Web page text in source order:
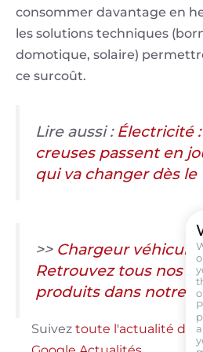
consommer davantage en
les solutions techniques
domotique, solaire)
ce surcoût.
Lire aussi : Électricité
creuses passent en
qui va changer dès le
>> Chargeur véhicule
Retrouvez tous nos
produits dans notre
Suivez toute l'actualité de